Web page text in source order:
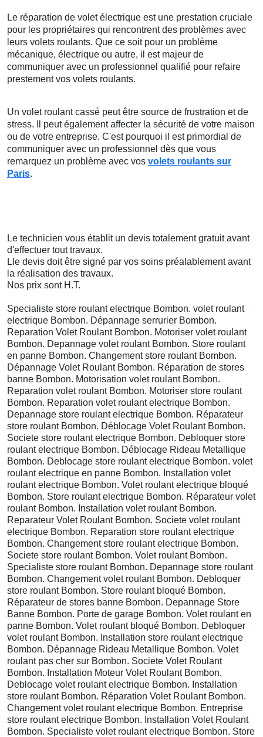
Le réparation de volet électrique est une prestation cruciale
pour les propriétaires qui rencontrent des problèmes avec
leurs volets roulants. Que ce soit pour un problème
mécanique, électrique ou autre, il est majeur de
communiquer avec un professionnel qualifié pour refaire
prestement vos volets roulants.
Un volet roulant cassé peut être source de frustration et de
stress. Il peut également affecter la sécurité de votre maison
ou de votre entreprise. C'est pourquoi il est primordial de
communiquer avec un professionnel dès que vous
remarquez un problème avec vos volets roulants sur
Paris.
Le technicien vous établit un devis totalement gratuit avant
d'effectuer tout travaux.
Lle devis doit être signé par vos soins préalablement avant
la réalisation des travaux.
Nos prix sont H.T.
Specialiste store roulant electrique Bombon. volet roulant
electrique Bombon. Dépannage serrurier Bombon.
Reparation Volet Roulant Bombon. Motoriser volet roulant
Bombon. Depannage volet roulant Bombon. Store roulant
en panne Bombon. Changement store roulant Bombon.
Dépannage Volet Roulant Bombon. Réparation de stores
banne Bombon. Motorisation volet roulant Bombon.
Reparation volet roulant Bombon. Motoriser store roulant
Bombon. Reparation volet roulant electrique Bombon.
Depannage store roulant electrique Bombon. Réparateur
store roulant Bombon. Déblocage Volet Roulant Bombon.
Societe store roulant electrique Bombon. Debloquer store
roulant electrique Bombon. Déblocage Rideau Metallique
Bombon. Deblocage store roulant electrique Bombon. volet
roulant electrique en panne Bombon. Installation volet
roulant electrique Bombon. Volet roulant electrique bloqué
Bombon. Store roulant electrique Bombon. Réparateur volet
roulant Bombon. Installation volet roulant Bombon.
Reparateur Volet Roulant Bombon. Societe volet roulant
electrique Bombon. Reparation store roulant electrique
Bombon. Changement store roulant electrique Bombon.
Societe store roulant Bombon. Volet roulant Bombon.
Specialiste store roulant Bombon. Depannage store roulant
Bombon. Changement volet roulant Bombon. Debloquer
store roulant Bombon. Store roulant bloqué Bombon.
Réparateur de stores banne Bombon. Depannage Store
Banne Bombon. Porte de garage Bombon. Volet roulant en
panne Bombon. Volet roulant bloqué Bombon. Debloquer
volet roulant Bombon. Installation store roulant electrique
Bombon. Dépannage Rideau Metallique Bombon. Volet
roulant pas cher sur Bombon. Societe Volet Roulant
Bombon. Installation Moteur Volet Roulant Bombon.
Deblocage volet roulant electrique Bombon. Installation
store roulant Bombon. Réparation Volet Roulant Bombon.
Changement volet roulant electrique Bombon. Entreprise
store roulant electrique Bombon. Installation Volet Roulant
Bombon. Specialiste volet roulant electrique Bombon. Store